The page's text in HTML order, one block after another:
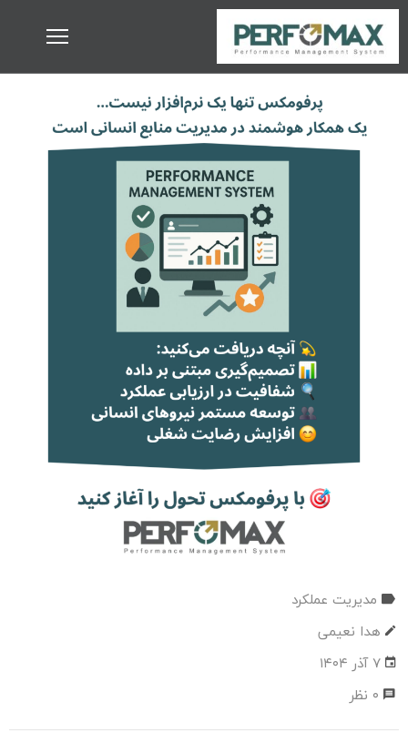
مدیریت عملکرد
هدا نعیمی
۷ آذر ۱۴۰۴
۰ نظر